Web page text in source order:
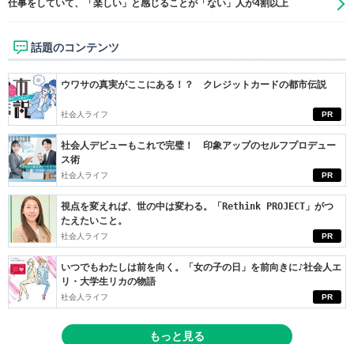
仕事をしていて、「楽しい」と感じることが「ない」人が4割以上
話題のコンテンツ
PR
ウワサの真実がここにある！？ クレジットカードの都市伝説
社会人ライフ
PR
社会人デビューもこれで完璧！ 印象アップのセルフプロデュー
ス術
社会人ライフ
PR
視点を変えれば、世の中は変わる。「Rethink PROJECT」がつ
たえたいこと。
社会人ライフ
PR
いつでもわたしは前を向く。「女の子の日」を前向きに♪社会人エ
リ・大学生リカの物語
社会人ライフ
もっと見る